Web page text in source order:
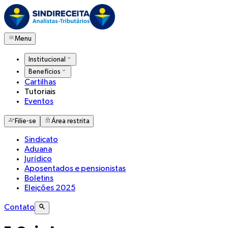
Menu
Institucional
Benefícios
Cartilhas
Tutoriais
Eventos
Filie-se Área restrita
Sindicato
Aduana
Jurídico
Aposentados e pensionistas
Boletins
Eleições 2025
Contato